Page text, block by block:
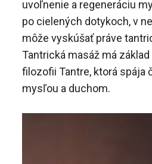
uvoľnenie a regeneráciu
po cielených dotykoch, v
môže vyskúšať práve
Tantrická masáž má
filozofii Tantre, ktorá spája
mysľou a duchom.